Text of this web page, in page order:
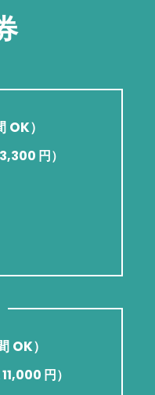
OK）
円）
OK）
11,000 円）